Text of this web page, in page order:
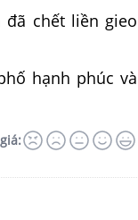
đã chết liền gieo
hạnh phúc và